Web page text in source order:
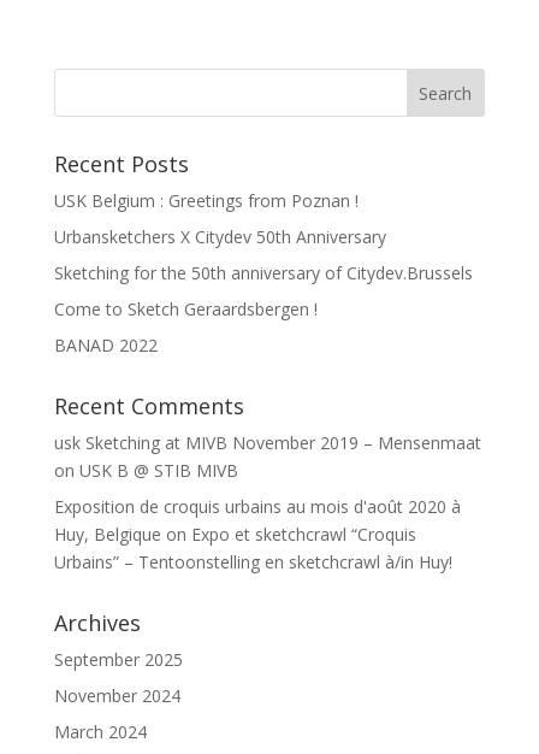
Recent Posts
USK Belgium : Greetings from Poznan !
Urbansketchers X Citydev 50th Anniversary
Sketching for the 50th anniversary of Citydev.Brussels
Come to Sketch Geraardsbergen !
BANAD 2022
Recent Comments
usk Sketching at MIVB November 2019 – Mensenmaat
on USK B @ STIB MIVB
Exposition de croquis urbains au mois d'août 2020 à
Huy, Belgique on Expo et sketchcrawl “Croquis
Urbains” – Tentoonstelling en sketchcrawl à/in Huy!
Archives
September 2025
November 2024
March 2024